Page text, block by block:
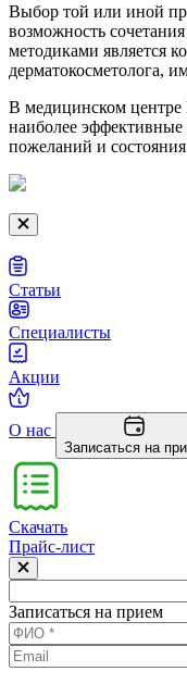
Выбор той или иной
возможность
методиками является
дерматокосметолога,
В медицинском
наиболее
пожеланий и
Статьи
Специалисты
Акции
О нас
Записаться на
Скачать
Прайс-лист
Записаться на прием